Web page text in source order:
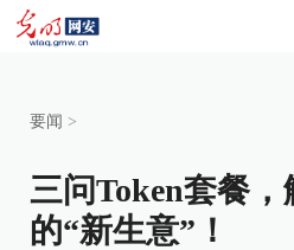
要闻 >
三问Token套餐
的“新生意”！